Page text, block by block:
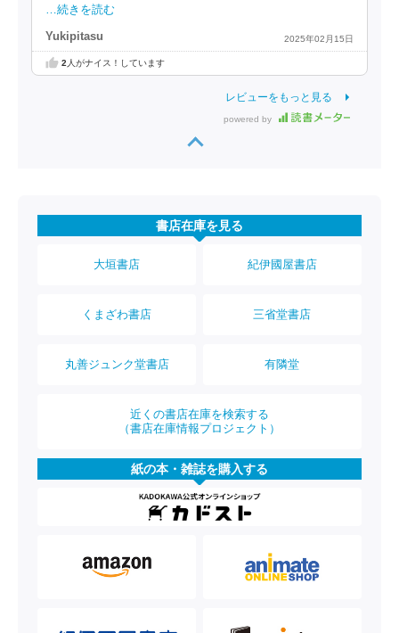
…続きを読む
Yukipitasu 2025年02月15日
2 人がナイス！しています
レビューをもっと見る
powered by
書店在庫を見る
大垣書店 紀伊國屋書店
くまざわ書店 三省堂書店
丸善ジュンク堂書店 有隣堂
近くの書店在庫を検索する
（書店在庫情報プロジェクト）
紙の本・雑誌を購入する